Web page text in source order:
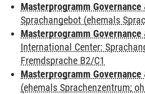
Masterprogramm
Sprachangebot (ehemals
Masterprogramm
International Center:
Fremdsprache B2/C1
Masterprogramm
(ehemals Sprachenzentrum;